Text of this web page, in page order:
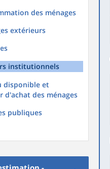
des ménages
extérieurs
institutionnels
disponible et
d'achat des ménages
publiques